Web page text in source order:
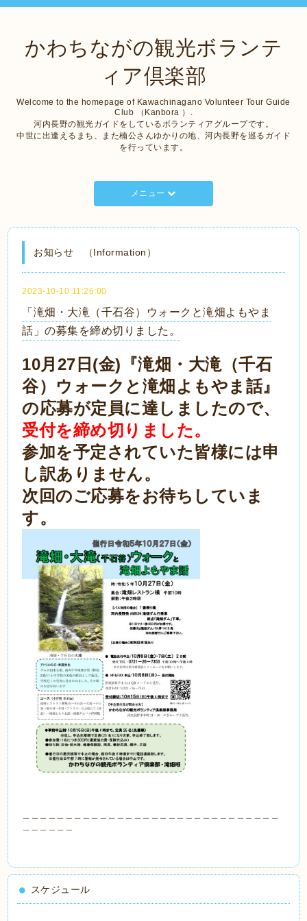
かわちながの観光ボランテ
ィア倶楽部
Welcome to the homepage of Kawachinagano Volunteer Tour Guide
Club （Kanbora ）.
河内長野の観光ガイドをしているボランティアグループです。
中世に出逢えるまち、また楠公さんゆかりの地、河内長野を巡るガイド
を行っています。
メニュー
お知らせ （Information）
2023-10-10 11:26:00
「滝畑・大滝（千石谷）ウォークと滝畑よもやま
話」の募集を締め切りました。
10月27日(金)『滝畑・大滝（千石
谷）ウォークと滝畑よもやま話』
の応募が定員に達しましたので、
受付を締め切りました。
参加を予定されていた皆様には申
し訳ありません。
次回のご応募をお待ちしていま
す。
スケジュール